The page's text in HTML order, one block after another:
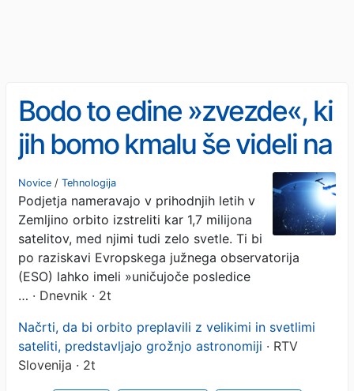
Bodo to edine »zvezde«, ki
jih bomo kmalu še videli na
nočnem nebu?
Novice / Tehnologija
Podjetja nameravajo v prihodnjih letih v
Zemljino orbito izstreliti kar 1,7 milijona
satelitov, med njimi tudi zelo svetle. Ti bi
po raziskavi Evropskega južnega observatorija
(ESO) lahko imeli »uničujoče posledice
… · Dnevnik · 2t
Načrti, da bi orbito preplavili z velikimi in svetlimi
sateliti, predstavljajo grožnjo astronomiji · RTV
Slovenija · 2t